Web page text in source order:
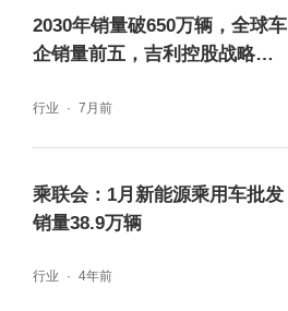
2030年销量破650万辆，全球车
企销量前五，吉利控股战略目
行业 7月前
乘联会：1月新能源乘用车批发
销量38.9万辆
行业 4年前